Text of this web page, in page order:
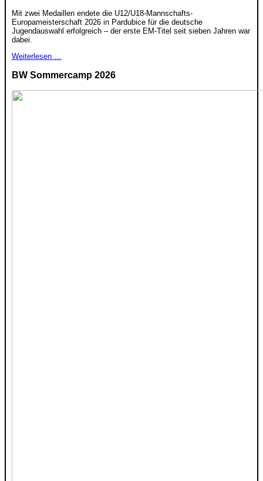
Mit zwei Medaillen endete die U12/U18-Mannschafts-
Europameisterschaft 2026 in Pardubice für die deutsche
Jugendauswahl erfolgreich – der erste EM-Titel seit sieben Jahren war
dabei.
Weiterlesen …
BW Sommercamp 2026